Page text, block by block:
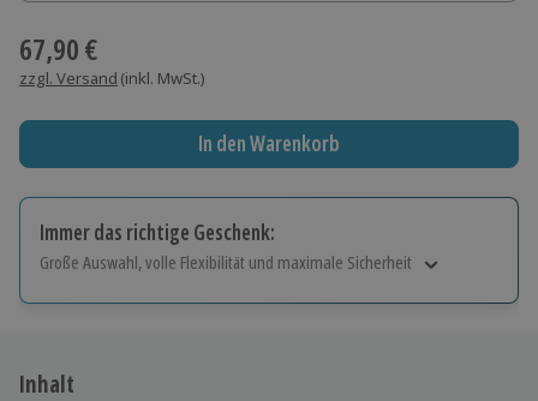
67,90 €
zzgl. Versand (inkl. MwSt.)
In den Warenkorb
Immer das richtige Geschenk:
Große Auswahl, volle Flexibilität und maximale Sicherheit
Jeder Gutschein für alle Erlebnisse einlösbar.
Inhalt